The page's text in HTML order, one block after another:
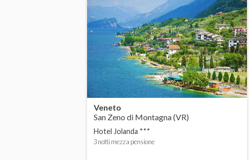
Veneto
San Zeno di Montagna (VR)
Hotel Jolanda ***
3 notti mezza pensione